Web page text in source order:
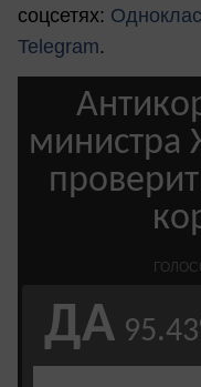
соцсетях:
Telegram.